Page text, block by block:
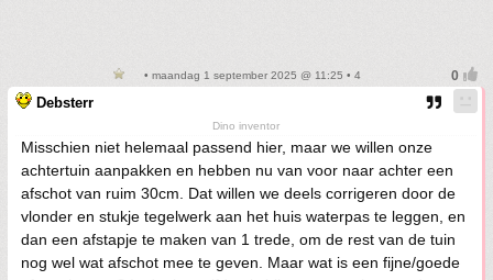
• maandag 1 september 2025 @ 11:25 • 4
Debsterr
Dino inventor
Misschien niet helemaal passend hier, maar we willen onze
achtertuin aanpakken en hebben nu van voor naar achter een
afschot van ruim 30cm. Dat willen we deels corrigeren door de
vlonder en stukje tegelwerk aan het huis waterpas te leggen, en
dan een afstapje te maken van 1 trede, om de rest van de tuin
nog wel wat afschot mee te geven. Maar wat is een fijne/goede